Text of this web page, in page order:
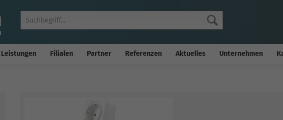
Leistungen Filialen Partner Referenzen Aktuelles Unternehmen